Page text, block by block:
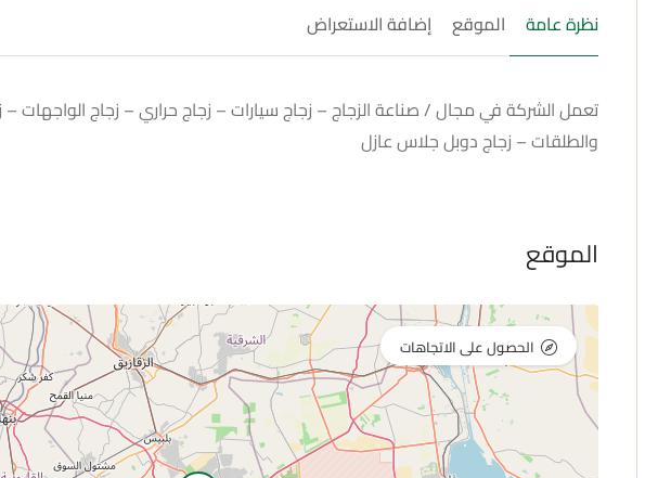
نظرة عامة الموقع إضافة الاستعراض
تعمل الشركة في مجال / صناعة الزجاج – زجاج سيارات – زجاج حراري – زجاج الواجهات
والطلقات – زجاج دوبل جلاس عازل
الموقع
الحصول على الاتجاهات